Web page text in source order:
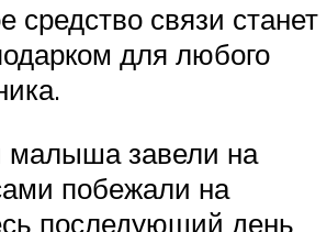
средство связи станет
для любого
малыша завели на
побежали на
последующий день